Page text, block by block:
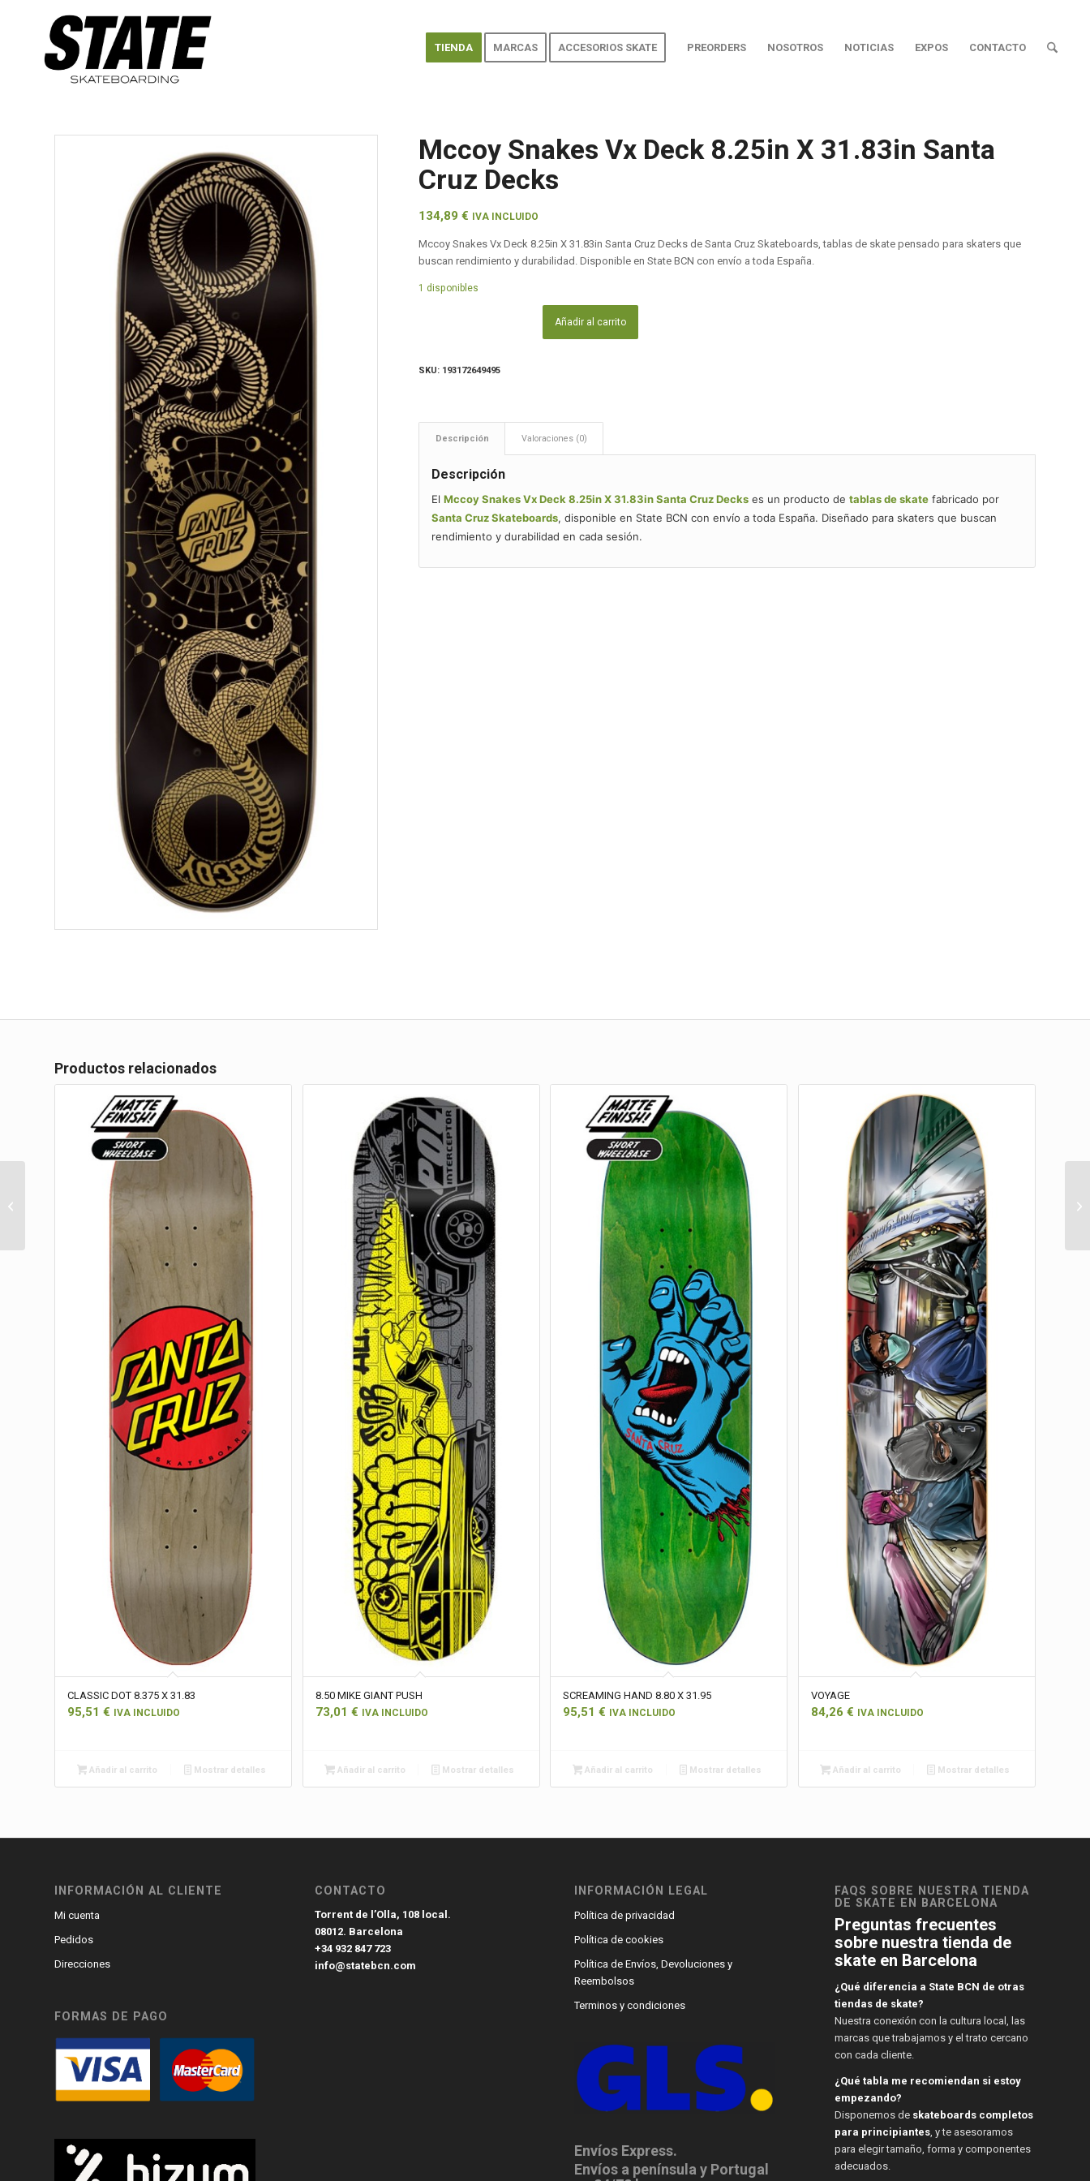
TIENDA MARCAS ACCESORIOS SKATE PREORDERS NOSOTROS NOTICIAS EXPOS CONTACTO
Mccoy Snakes Vx Deck 8.25in X 31.83in Santa
Cruz Decks
134,89€ IVA INCLUIDO
Mccoy Snakes Vx Deck 8.25in X 31.83in Santa Cruz Decks de Santa Cruz Skateboards, tablas de skate pensado para skaters que
buscan rendimiento y durabilidad. Disponible en State BCN con envío a toda España.
1 disponibles
Añadir al carrito
SKU: 193172649495
Descripción Valoraciones (0)
Descripción
ElMccoy Snakes Vx Deck 8.25in X 31.83in Santa Cruz Decks es un producto detablas de skate fabricado por
Santa Cruz Skateboards, disponible en State BCN con envío a toda España. Diseñado para skaters que buscan
rendimiento y durabilidad en cada sesión.
Productos relacionados
CLASSIC DOT 8.375 X 31.83
95,51 € IVA INCLUIDO
Añadir al carrito Mostrar detalles
8.50 MIKE GIANT PUSH
73,01 € IVA INCLUIDO
Añadir al carrito Mostrar detalles
SCREAMING HAND 8.80 X 31.95
95,51€ IVA INCLUIDO
Añadir al carrito Mostrar detalles
VOYAGE
84,26 € IVA INCLUIDO
Añadir al carrito Mostrar detalles
INFORMACIÓN AL CLIENTE
Mi cuenta
Pedidos
Direcciones
FORMAS DE PAGO
CONTACTO
Torrent de l’Olla, 108 local.
08012. Barcelona
+34 932 847 723
info@statebcn.com
INFORMACIÓN LEGAL
Política de privacidad
Política de cookies
Política de Envíos, Devoluciones y
Reembolsos
Terminos y condiciones
Envíos Express.
Envíos a península y Portugal
FAQS SOBRE NUESTRA TIENDA
DE SKATE EN BARCELONA
Preguntas frecuentes
sobre nuestra tienda de
skate en Barcelona
¿Qué diferencia a State BCN de otras
tiendas de skate?
Nuestra conexión con la cultura local, las
marcas que trabajamos y el trato cercano
con cada cliente.
¿Qué tabla me recomiendan si estoy
empezando?
Disponemos de skateboards completos
para principiantes, y te asesoramos
para elegir tamaño, forma y componentes
adecuados.
Delfino Pinball Vision
Pro Shaped 9.14in X